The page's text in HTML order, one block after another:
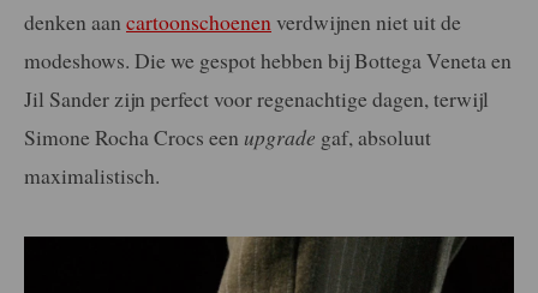
denken aan cartoonschoenenverdwijnen niet uit de
modeshows. Die we gespot hebben bij Bottega Veneta en
Jil Sander zijn perfect voor regenachtige dagen, terwijl
Simone Rocha Crocs een upgrade gaf, absoluut
maximalistisch.